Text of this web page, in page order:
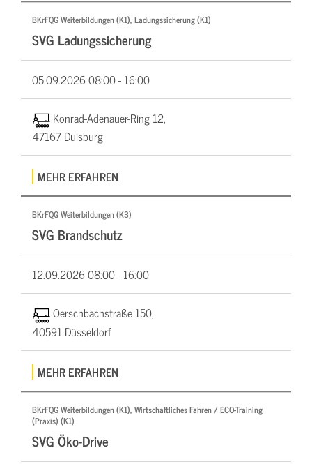
BKrFQG Weiterbildungen (K1), Ladungssicherung (K1)
SVG Ladungssicherung
05.09.202608:00 - 16:00
Konrad-Adenauer-Ring 12,
47167 Duisburg
MEHR ERFAHREN
BKrFQG Weiterbildungen (K3)
SVG Brandschutz
12.09.202608:00 - 16:00
Oerschbachstraße 150,
40591 Düsseldorf
MEHR ERFAHREN
BKrFQG Weiterbildungen (K1), Wirtschaftliches Fahren / ECO-Training
(Praxis) (K1)
SVG Öko-Drive